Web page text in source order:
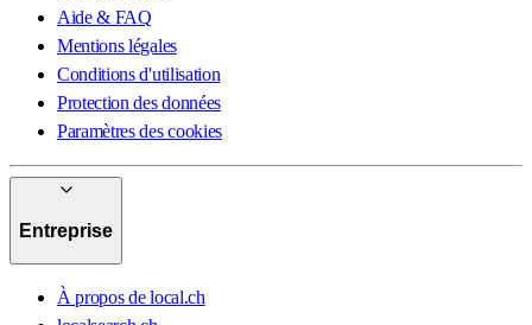
Aide & FAQ
Mentions légales
Conditions d'utilisation
Protection des données
Paramètres des cookies
Entreprise
À propos de local.ch